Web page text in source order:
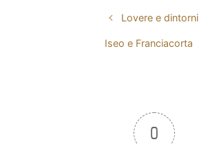
Lovere e dintorni
Iseo e Franciacorta
0